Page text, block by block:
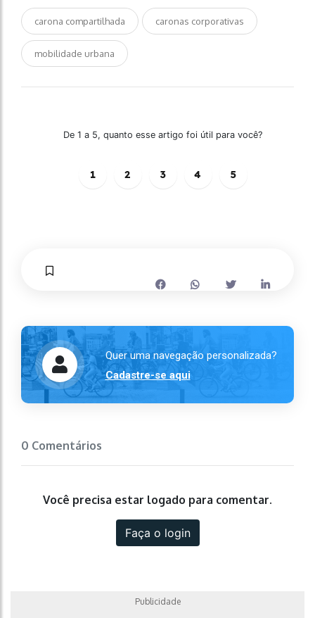
carona compartilhada caronas corporativas
mobilidade urbana
De 1 a 5, quanto esse artigo foi útil para você?
1 2 3 4 5
Quer uma navegação personalizada?
Cadastre-se aqui
0 Comentários
Você precisa estar logado para comentar.
Faça o login
Publicidade